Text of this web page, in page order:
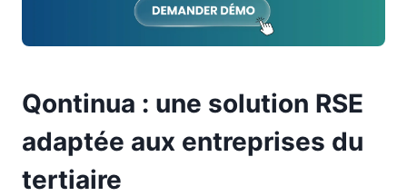
Qontinua : une solution RSE
adaptée aux entreprises du
tertiaire